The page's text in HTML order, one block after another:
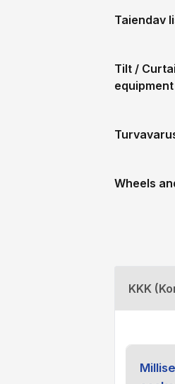
Taiendav
Tilt /
equipment
Wheels
KKK